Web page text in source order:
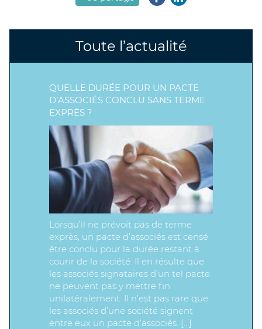
Toute l’actualité
QUELLE DURÉE POUR UN PACTE
D’ASSOCIÉS CONCLU SANS TERME
EXPRÈS ?
Lorsqu’il ne prévoit pas de terme
exprès, un pacte d’associés est censé
être conclu pour la durée restant à
courir de la société. Il en résulte que
les associés signataires d’un tel pacte
ne peuvent pas y mettre fin
unilatéralement. Il n’est pas rare que
les associés d’une société signent
entre eux un pacte d’associés. […]